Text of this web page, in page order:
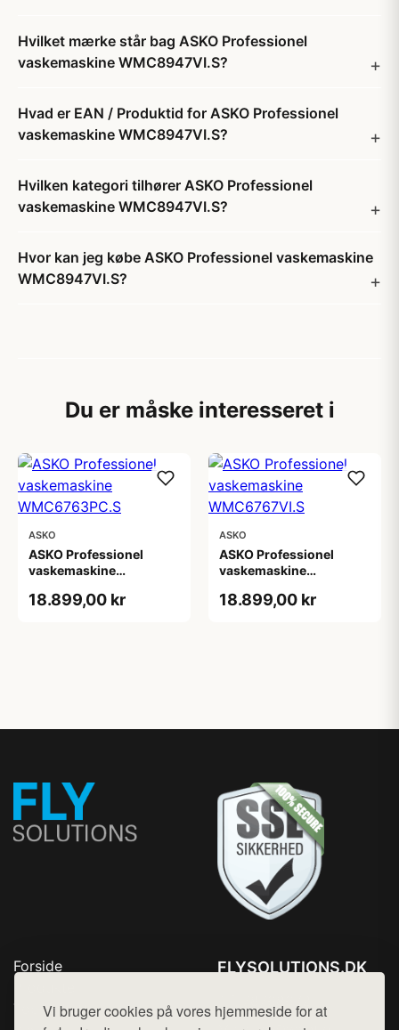
Vi bruger cookies på vores hjemmeside for at
Hvilket mærke står bag ASKO Professionel
vaskemaskine WMC8947VI.S?
Hvad er EAN / Produktid for ASKO Professionel
vaskemaskine WMC8947VI.S?
Hvilken kategori tilhører ASKO Professionel
vaskemaskine WMC8947VI.S?
Hvor kan jeg købe ASKO Professionel vaskemaskine
WMC8947VI.S?
Du er måske interesseret i
ASKO
ASKO Professionel
vaskemaskine
18.899,00 kr
ASKO
ASKO Professionel
vaskemaskine
18.899,00 kr
Forside
Top Rabatter
FLYSOLUTIONS.DK